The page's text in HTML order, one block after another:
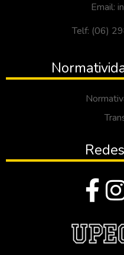
Email:
Telf: (06)